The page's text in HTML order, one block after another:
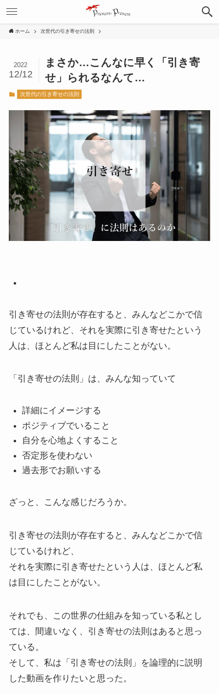
ホーム 次世代の引き寄せの法則
まさか…こんなに早く「引き寄
せ」られるなんて…
2022
12/12
次世代の引き寄せの法則
引き寄せの法則が存在すると、みんなどこかで信
じているけれど、 それを実際に引き寄せたという
人は、ほとんど私は目にしたことがない。
「引き寄せの法則」は、みんな知っていて
詳細にイメージする
ポジティブでいること
自分を心地よくすること
否定形を使わない
過去形でお願いする
ざっと、こんな感じだろうか。
引き寄せの法則が存在すると、みんなどこかで信
じているけれど、
それを実際に引き寄せたという人は、ほとんど私
は目にしたことがない。
それでも、この世界の仕組みを知っている私とし
ては、間違いなく、引き寄せの法則はあると思っ
ている。
そして、私は「引き寄せの法則」を論理的に説明
した動画を作りたいと思った。